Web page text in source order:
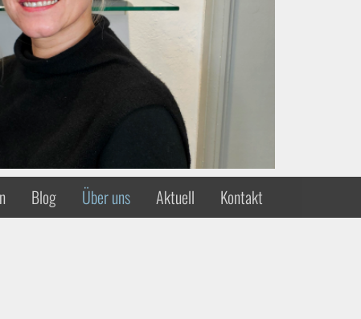
Blog Über uns Aktuell Kontakt